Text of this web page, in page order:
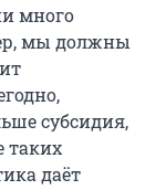
много
мы должны
субсидия,
таких
даёт